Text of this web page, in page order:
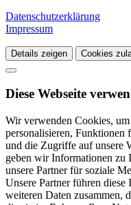
Datenschutzerklärung
Impressum
Details zeigen Cookies
Diese Webseite
Wir verwenden Cookies,
personalisieren, Funktionen
und die Zugriffe auf unsere
geben wir Informationen zu
unsere Partner für soziale
Unsere Partner führen
weiteren Daten zusammen,